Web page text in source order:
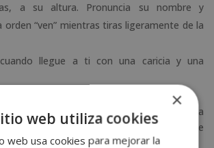
a su altura. Pronuncia su nombre y
orden “ven” mientras tiras ligeramente de la
cuando llegue a ti con una caricia y una
un momento en el que creerás que ya
de la correa. Cuando ocurra, asegúrate de
un lugar seguro.
×
web utiliza cookies
web usa cookies para mejorar la